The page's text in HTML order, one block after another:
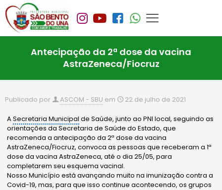
Antecipação da 2ª dose da vacina
AstraZeneca/Fiocruz
Publicado por ASCOM - SBU em 22 de julho de 2021
ASecretaria Municipal de Saúde, junto ao PNI local, seguindo as
orientações da Secretaria de Saúde do Estado, que
recomenda a antecipação da 2ª dose da vacina
AstraZeneca/Fiocruz, convoca as pessoas que receberam a 1ª
dose da vacina AstraZeneca, até o dia 25/05, para
completarem seu esquema vacinal.
Nosso Município está avançando muito na imunização contra a
Covid-19, mas, para que isso continue acontecendo, os grupos